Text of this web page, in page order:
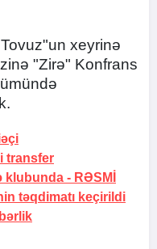
xeyrinə
"Zirə" Konfrans
transfer
klubunda - RƏSMİ
təqdimatı keçirildi